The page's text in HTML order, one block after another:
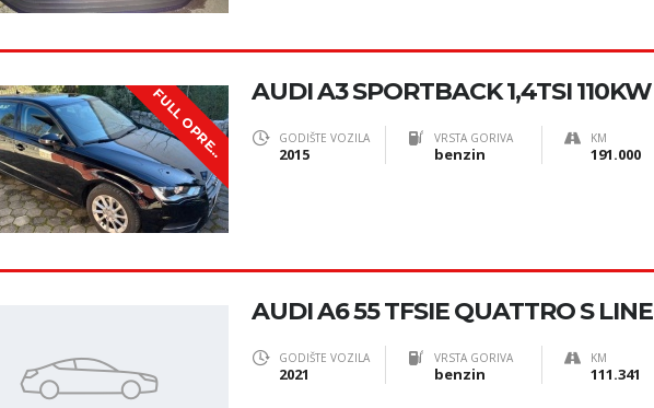
F
U
L
L
O
P
R
E
M
A
AUDI A3 SPORTBACK 1,4TSI 110KW
GODIŠTE VOZILA
2015
VRSTA GORIVA
benzin
KM
191.000
AUDI A6 55 TFSIE QUATTRO S LINE
GODIŠTE VOZILA
2021
VRSTA GORIVA
benzin
KM
111.341